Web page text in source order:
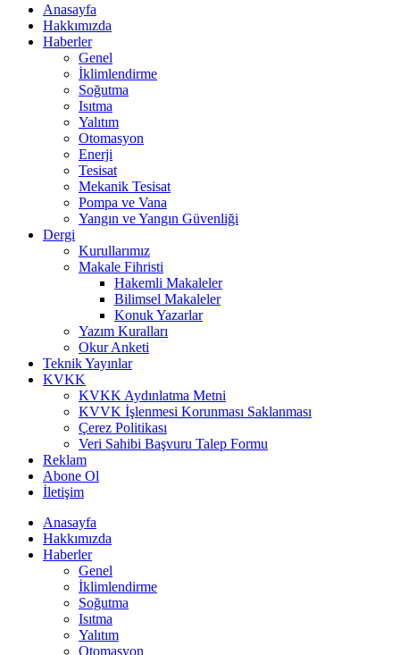
Anasayfa
Hakkımızda
Haberler
Genel
İklimlendirme
Soğutma
Isıtma
Yalıtım
Otomasyon
Enerji
Tesisat
Mekanik Tesisat
Pompa ve Vana
Yangın ve Yangın Güvenliği
Dergi
Kurullarımız
Makale Fihristi
Hakemli Makaleler
Bilimsel Makaleler
Konuk Yazarlar
Yazım Kuralları
Okur Anketi
Teknik Yayınlar
KVKK
KVKK Aydınlatma Metni
KVVK İşlenmesi Korunması Saklanması
Çerez Politikası
Veri Sahibi Başvuru Talep Formu
Reklam
Abone Ol
İletişim
Anasayfa
Hakkımızda
Haberler
Genel
İklimlendirme
Soğutma
Isıtma
Yalıtım
Otomasyon